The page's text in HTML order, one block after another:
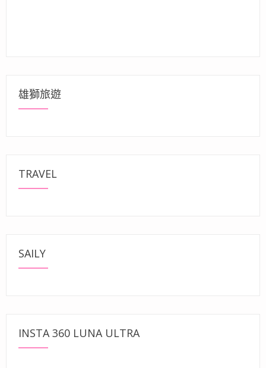
雄獅旅遊
TRAVEL
SAILY
INSTA 360 LUNA ULTRA